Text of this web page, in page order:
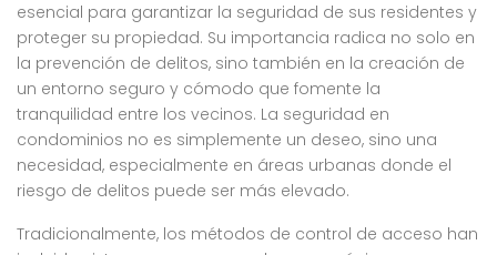
esencial para garantizar la seguridad de sus residentes y
proteger su propiedad. Su importancia radica no solo en
la prevención de delitos, sino también en la creación de
un entorno seguro y cómodo que fomente la
tranquilidad entre los vecinos. La seguridad en
condominios no es simplemente un deseo, sino una
necesidad, especialmente en áreas urbanas donde el
riesgo de delitos puede ser más elevado.
Tradicionalmente, los métodos de control de acceso han